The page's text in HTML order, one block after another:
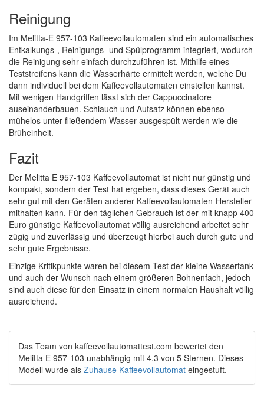
Reinigung
Im Melitta-E 957-103 Kaffeevollautomaten sind ein automatisches
Entkalkungs-, Reinigungs- und Spülprogramm integriert, wodurch
die Reinigung sehr einfach durchzuführen ist. Mithilfe eines
Teststreifens kann die Wasserhärte ermittelt werden, welche Du
dann individuell bei dem Kaffeevollautomaten einstellen kannst.
Mit wenigen Handgriffen lässt sich der Cappuccinatore
auseinanderbauen. Schlauch und Aufsatz können ebenso
mühelos unter fließendem Wasser ausgespült werden wie die
Brüheinheit.
Fazit
Der Melitta E 957-103 Kaffeevollautomat ist nicht nur günstig und
kompakt, sondern der Test hat ergeben, dass dieses Gerät auch
sehr gut mit den Geräten anderer Kaffeevollautomaten-Hersteller
mithalten kann. Für den täglichen Gebrauch ist der mit knapp 400
Euro günstige Kaffeevollautomat völlig ausreichend arbeitet sehr
zügig und zuverlässig und überzeugt hierbei auch durch gute und
sehr gute Ergebnisse.
Einzige Kritikpunkte waren bei diesem Test der kleine Wassertank
und auch der Wunsch nach einem größeren Bohnenfach, jedoch
sind auch diese für den Einsatz in einem normalen Haushalt völlig
ausreichend.
Das Team von kaffeevollautomattest.com bewertet den
Melitta E 957-103 unabhängig mit 4.3 von 5 Sternen. Dieses
Modell wurde als Zuhause Kaffeevollautomat eingestuft.